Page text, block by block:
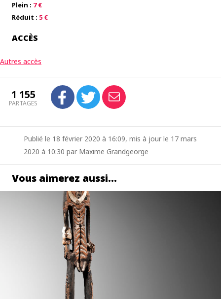
Plein : 7 €
Réduit : 5 €
ACCÈS
Autres accès
1 155
PARTAGES
Publié le 18 février 2020 à 16:09, mis à jour le 17 mars
2020 à 10:30 par Maxime Grandgeorge
Vous aimerez aussi…